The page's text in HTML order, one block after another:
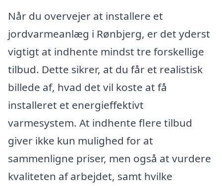
Når du overvejer at installere et
jordvarmeanlæg i Rønbjerg, er det yderst
vigtigt at indhente mindst tre forskellige
tilbud. Dette sikrer, at du får et realistisk
billede af, hvad det vil koste at få
installeret et energieffektivt
varmesystem. At indhente flere tilbud
giver ikke kun mulighed for at
sammenligne priser, men også at vurdere
kvaliteten af arbejdet, samt hvilke